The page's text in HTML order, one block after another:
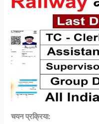
चयन प्रक्रिया: